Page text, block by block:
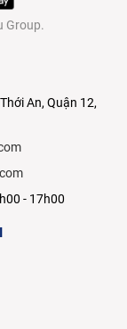
Group.
An, Quận 12,
- 17h00